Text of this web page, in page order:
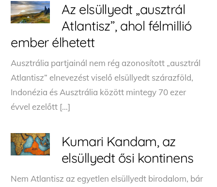
Az elsüllyedt „ausztrál
Atlantisz”, ahol félmillió
ember élhetett
Ausztrália partjainál nem rég azonosított „ausztrál
Atlantisz” elnevezést viselő elsüllyedt szárazföld,
Indonézia és Ausztrália között mintegy 70 ezer
évvel ezelőtt […]
Kumari Kandam, az
elsüllyedt ősi kontinens
Nem Atlantisz az egyetlen elsüllyedt birodalom, bár